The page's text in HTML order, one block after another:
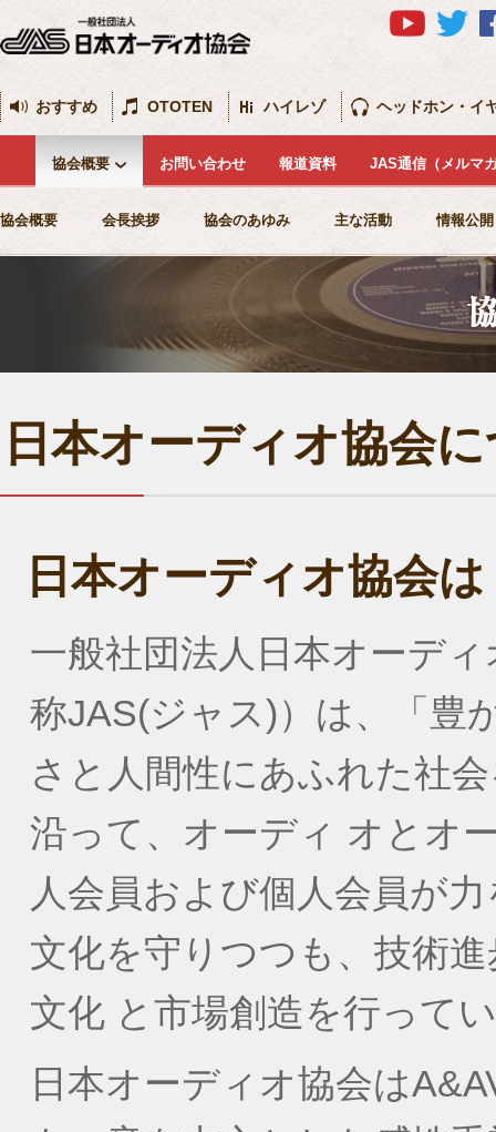
おすすめ OTOTEN ハイレゾ ヘッドホン・イ
協会概要
協会概要 会長挨拶 協会のあゆみ 主な活動 情報公開
お問い合わせ 報道資料 JAS通信（メルマ
日本オーディオ協会
日本オーディオ協会は
一般社団法人日本オーデ
称JAS(ジャス)）は、「豊
さと人間性にあふれた社
沿って、オーディ オとオ
人会員および個人会員が
文化を守りつつも、技術
文化 と市場創造を行って
日本オーディオ協会は